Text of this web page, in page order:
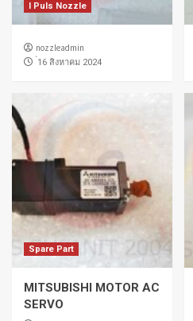
I Puls Nozzle
nozzleadmin
่16 สิงหาคม 2024
Spare Part
MITSUBISHI MOTOR AC
SERVO